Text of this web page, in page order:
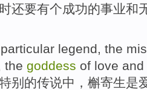
还要有个成功的事业和
particular legend the
the goddess of love
别 的传说中 ， 槲寄生是